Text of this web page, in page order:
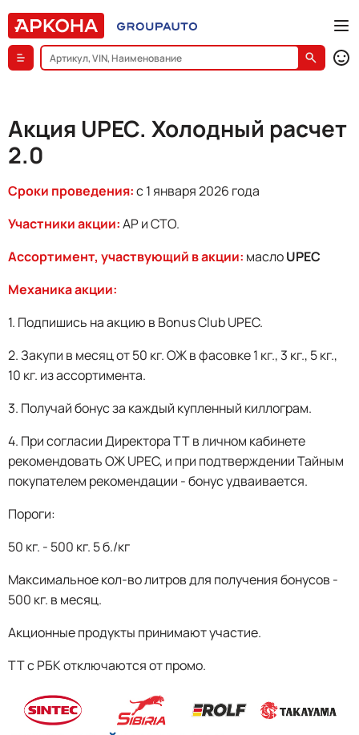
Акция UPEC. Холодный расчет
2.0
Сроки проведения:с 1 января 2026 года
Участники акции:АР и СТО.
Ассортимент, участвующий в акции: маслоUPEC
Механика акции:
1. Подпишись на акцию в Bonus Club UPEC.
2. Закупи в месяц от 50 кг. ОЖ в фасовке 1 кг., 3 кг., 5 кг.,
10 кг. из ассортимента.
3. Получай бонус за каждый купленный киллограм.
4. При согласии Директора ТТ в личном кабинете
рекомендовать ОЖ UPEC, и при подтверждении Тайным
покупателем рекомендации - бонус удваивается.
Пороги:
50 кг. - 500 кг. 5 б./кг
Максимальное кол-во литров для получения бонусов -
500 кг. в месяц.
Акционные продукты принимают участие.
ТТ с РБК отключаются от промо.